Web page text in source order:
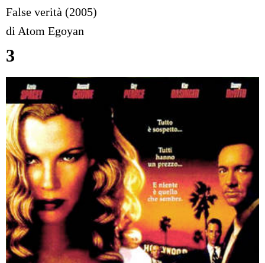
False verità (2005)
di Atom Egoyan
3